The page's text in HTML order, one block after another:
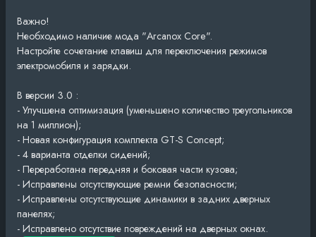
Важно!
Необходимо наличие мода "Arcanox Core".
Настройте сочетание клавиш для переключения режимов
электромобиля и зарядки.
В версии 3.0 :
- Улучшена оптимизация (уменьшено количество треугольников
на 1 миллион);
- Новая конфигурация комплекта GT-S Concept;
- 4 варианта отделки сидений;
- Переработана передняя и боковая части кузова;
- Исправлены отсутствующие ремни безопасности;
- Исправлены отсутствующие динамики в задних дверных
панелях;
- Исправлено отсутствие повреждений на дверных окнах.